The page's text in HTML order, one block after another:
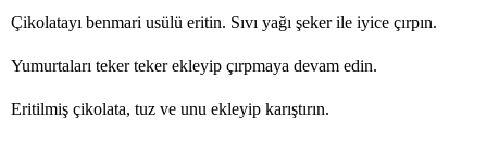
Çikolatayı benmari usülü eritin. Sıvı yağı şeker ile iyice çırpın.
Yumurtaları teker teker ekleyip çırpmaya devam edin.
Eritilmiş çikolata, tuz ve unu ekleyip karıştırın.